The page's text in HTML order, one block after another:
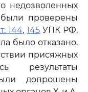
недозволенных
проверены
144,145 УПК РФ,
было отказано.
присяжных
результаты
допрошены